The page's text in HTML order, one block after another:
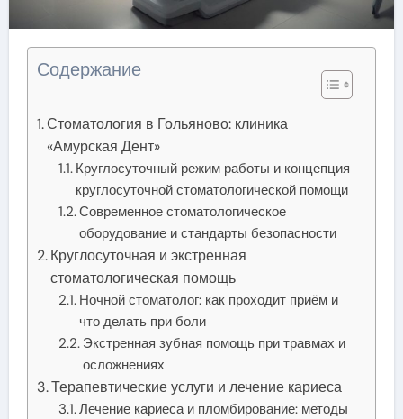
Содержание
Стоматология в Гольяново: клиника
«Амурская Дент»
Круглосуточный режим работы и концепция
круглосуточной стоматологической помощи
Современное стоматологическое
оборудование и стандарты безопасности
Круглосуточная и экстренная
стоматологическая помощь
Ночной стоматолог: как проходит приём и
что делать при боли
Экстренная зубная помощь при травмах и
осложнениях
Терапевтические услуги и лечение кариеса
Лечение кариеса и пломбирование: методы